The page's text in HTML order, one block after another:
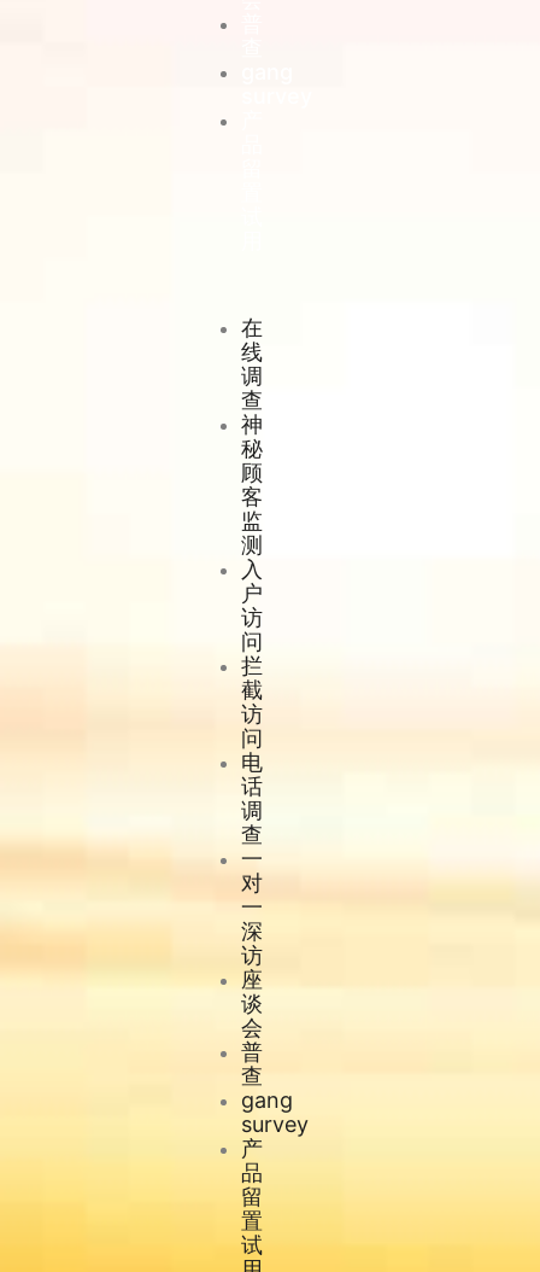
在
线
调
查
神
秘
顾
客
监
测
入
户
访
问
拦
截
访
问
电
话
调
查
一
对
一
深
访
座
谈
会
普
查
gang
survey
产
品
留
置
试